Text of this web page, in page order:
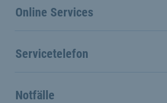
Online Services
Servicetelefon
Notfälle